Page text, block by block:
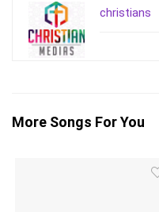
christians
More Songs For You